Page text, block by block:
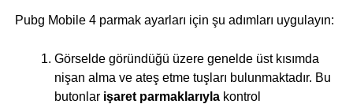
Pubg Mobile 4 parmak ayarları için şu adımları uygulayın:
Görselde göründüğü üzere genelde üst kısımda
nişan alma ve ateş etme tuşları bulunmaktadır. Bu
butonlar işaret parmaklarıylakontrol